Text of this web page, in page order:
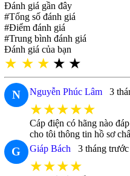
Đánh giá gần đây
#Tổng số đánh giá
#Điểm đánh giá
#Trung bình đánh giá
Đánh giá của bạn
★ ★ ★ ★ ★
N Nguyễn Phúc Lâm 3
★★★★★
Cáp điện có hãng nào
cho tôi thông tin hồ sơ
G Giáp Bách 3 tháng trước
★★★★